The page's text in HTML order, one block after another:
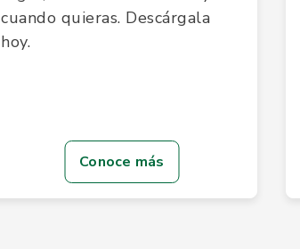
cuando quieras. Descárgala
hoy.
Conoce más